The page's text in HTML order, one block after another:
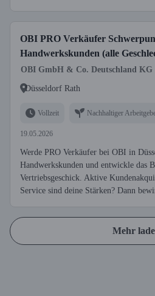
OBI PRO Verkäufer
Handwerkskunden (alle
OBI GmbH & Co. Deutschland KG
Düsseldorf Rath
Vollzeit Nachhaltiger
19.05.2026
Werde PRO Verkäufer bei OBI in
Handwerkskunden und entwickle das
Vertriebsgeschick. Aktive
Service sind deine Stärken? Dann
Mehr